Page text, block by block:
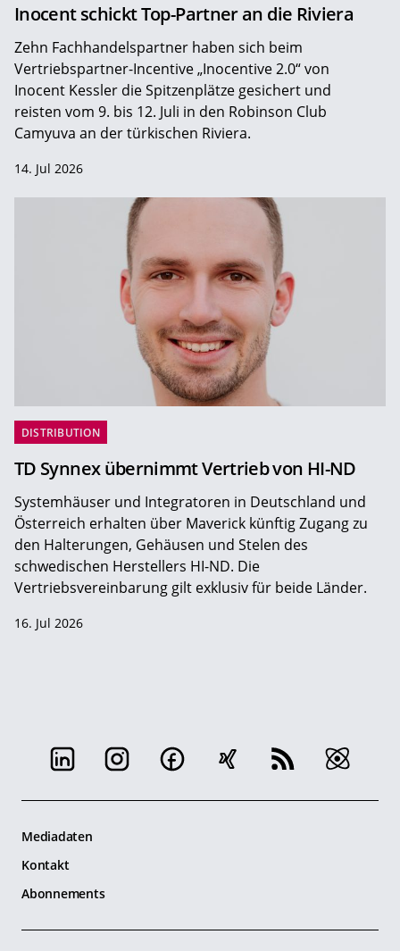
Inocent schickt Top-Partner an die Riviera
Zehn Fachhandelspartner haben sich beim
Vertriebspartner-Incentive „Inocentive 2.0“ von
Inocent Kessler die Spitzenplätze gesichert und
reisten vom 9. bis 12. Juli in den Robinson Club
Camyuva an der türkischen Riviera.
14. Jul 2026
DISTRIBUTION
TD Synnex übernimmt Vertrieb von HI-ND
Systemhäuser und Integratoren in Deutschland und
Österreich erhalten über Maverick künftig Zugang zu
den Halterungen, Gehäusen und Stelen des
schwedischen Herstellers HI-ND. Die
Vertriebsvereinbarung gilt exklusiv für beide Länder.
16. Jul 2026
Mediadaten
Kontakt
Abonnements